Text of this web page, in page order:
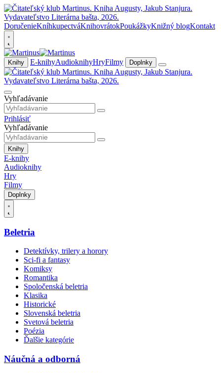
DoručenieKníhkupectváKnihovrátokPoukážkyKnižný blogKontakt
Knihy E-knihyAudioknihyHryFilmy Doplnky
Vyhľadávanie
Prihlásiť
Vyhľadávanie
Knihy
E-knihy
Audioknihy
Hry
Filmy
Doplnky
Beletria
Detektívky, trilery a horory
Sci-fi a fantasy
Komiksy
Romantika
Spoločenská beletria
Klasika
Historické
Slovenská beletria
Svetová beletria
Poézia
Ďalšie kategórie
Náučná a odborná